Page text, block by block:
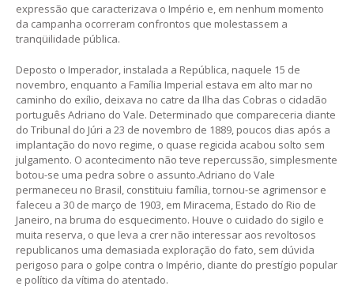
expressão que caracterizava o Império e, em nenhum momento
da campanha ocorreram confrontos que molestassem a
tranqüilidade pública.
Deposto o Imperador, instalada a República, naquele 15 de
novembro, enquanto a Família Imperial estava em alto mar no
caminho do exílio, deixava no catre da Ilha das Cobras o cidadão
português Adriano do Vale. Determinado que compareceria diante
do Tribunal do Júri a 23 de novembro de 1889, poucos dias após a
implantação do novo regime, o quase regicida acabou solto sem
julgamento. O acontecimento não teve repercussão, simplesmente
botou-se uma pedra sobre o assunto.Adriano do Vale
permaneceu no Brasil, constituiu família, tornou-se agrimensor e
faleceu a 30 de março de 1903, em Miracema, Estado do Rio de
Janeiro, na bruma do esquecimento. Houve o cuidado do sigilo e
muita reserva, o que leva a crer não interessar aos revoltosos
republicanos uma demasiada exploração do fato, sem dúvida
perigoso para o golpe contra o Império, diante do prestígio popular
e político da vítima do atentado.